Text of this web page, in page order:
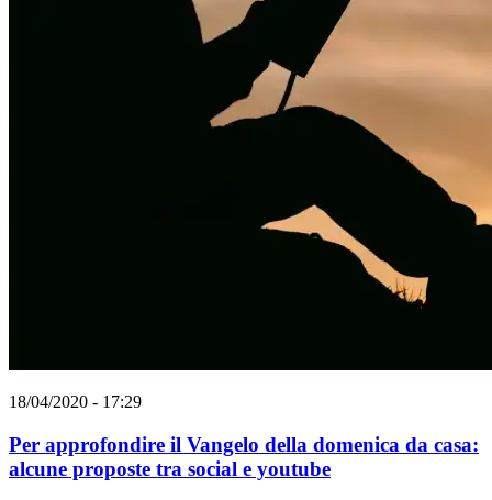
18/04/2020 - 17:29
Per approfondire il Vangelo della domenica da casa:
alcune proposte tra social e youtube